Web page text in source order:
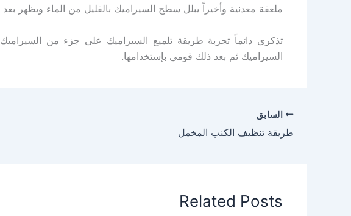
ملعقة معدنية وأخيراً يبلل سطح السيراميك بالقليل من الماء ويظهر بعد
تذكري دائماً تجربة طريقة تلميع السيراميك على جزء من السيراميك
السيراميك ثم بعد ذلك قومي بإستخدامها.
السابق
طريقة تنظيف الكنب المخمل
Related Posts